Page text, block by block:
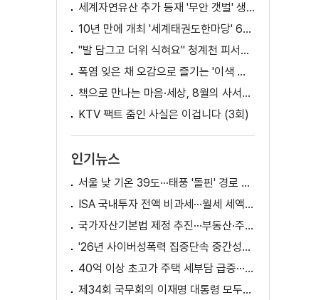
세계자연유산 추가 등재 '무안 갯벌' 생태 체험
10년 만에 개최 '세계태권도한마당' 61개국 참가
"발 담그고 더위 식혀요" 청계천 피서지로 인기
폭염 잊은 채 오감으로 즐기는 '이색 독서' 인기
책으로 만나는 마음·세상, 8월의 사서추천도서
KTV 팩트 줌인 사실은 이겁니다 (3회)
인기뉴스
서울 낮 기온 39도···태풍 '돌핀' 경로 변수
ISA 국내투자 전액 비과세···월세 세액공제 확대
국가자산기본법 제정 추진···부동산·주식 등 통합 관리
'26년 사이버성폭력 집중단속 중간성과 발표···향후 추진계획은?
40억 이상 초고가 주택 세부담 급증···실수요자 보호 강화
제34회 국무회의 이재명 대통령 모두발언